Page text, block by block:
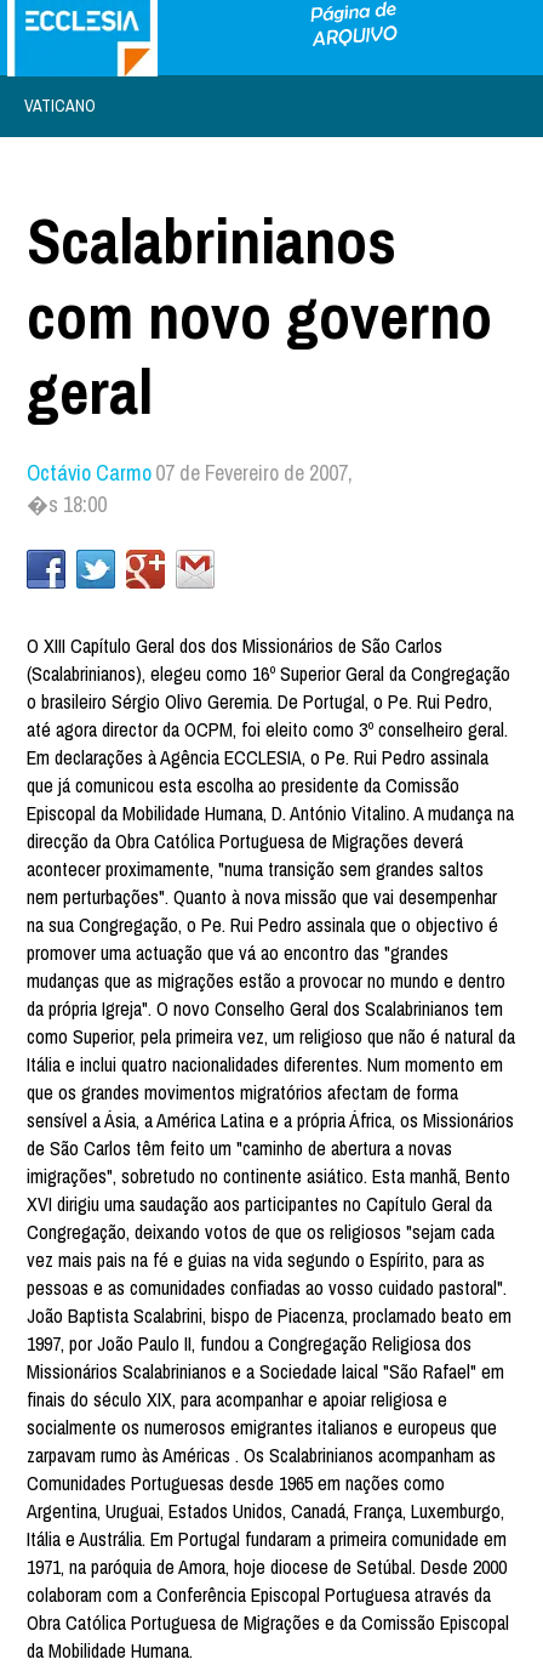
VATICANO
Scalabrinianos
com novo governo
geral
Octávio Carmo07 de Fevereiro de 2007,
�s 18:00
O XIII Capítulo Geral dos dos Missionários de São Carlos
(Scalabrinianos), elegeu como 16º Superior Geral da Congregação
o brasileiro Sérgio Olivo Geremia. De Portugal, o Pe. Rui Pedro,
até agora director da OCPM, foi eleito como 3º conselheiro geral.
Em declarações à Agência ECCLESIA, o Pe. Rui Pedro assinala
que já comunicou esta escolha ao presidente da Comissão
Episcopal da Mobilidade Humana, D. António Vitalino. A mudança na
direcção da Obra Católica Portuguesa de Migrações deverá
acontecer proximamente, "numa transição sem grandes saltos
nem perturbações". Quanto à nova missão que vai desempenhar
na sua Congregação, o Pe. Rui Pedro assinala que o objectivo é
promover uma actuação que vá ao encontro das "grandes
mudanças que as migrações estão a provocar no mundo e dentro
da própria Igreja". O novo Conselho Geral dos Scalabrinianos tem
como Superior, pela primeira vez, um religioso que não é natural da
Itália e inclui quatro nacionalidades diferentes. Num momento em
que os grandes movimentos migratórios afectam de forma
sensível a Ásia, a América Latina e a própria África, os Missionários
de São Carlos têm feito um "caminho de abertura a novas
imigrações", sobretudo no continente asiático. Esta manhã, Bento
XVI dirigiu uma saudação aos participantes no Capítulo Geral da
Congregação, deixando votos de que os religiosos "sejam cada
vez mais pais na fé e guias na vida segundo o Espírito, para as
pessoas e as comunidades confiadas ao vosso cuidado pastoral".
João Baptista Scalabrini, bispo de Piacenza, proclamado beato em
1997, por João Paulo II, fundou a Congregação Religiosa dos
Missionários Scalabrinianos e a Sociedade laical "São Rafael" em
finais do século XIX, para acompanhar e apoiar religiosa e
socialmente os numerosos emigrantes italianos e europeus que
zarpavam rumo às Américas . Os Scalabrinianos acompanham as
Comunidades Portuguesas desde 1965 em nações como
Argentina, Uruguai, Estados Unidos, Canadá, França, Luxemburgo,
Itália e Austrália. Em Portugal fundaram a primeira comunidade em
1971, na paróquia de Amora, hoje diocese de Setúbal. Desde 2000
colaboram com a Conferência Episcopal Portuguesa através da
Obra Católica Portuguesa de Migrações e da Comissão Episcopal
da Mobilidade Humana.